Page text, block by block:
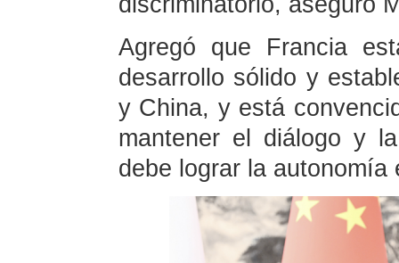
Agregó que Francia
desarrollo sólido y
y China, y está
mantener el diálogo y
debe lograr la autonomía